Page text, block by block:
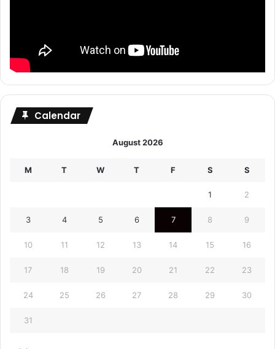
Calendar
August 2026
M T W T F S S
1 2
3 4 5 6 7 8 9
10 11 12 13 14 15 16
17 18 19 20 21 22 23
24 25 26 27 28 29 30
31